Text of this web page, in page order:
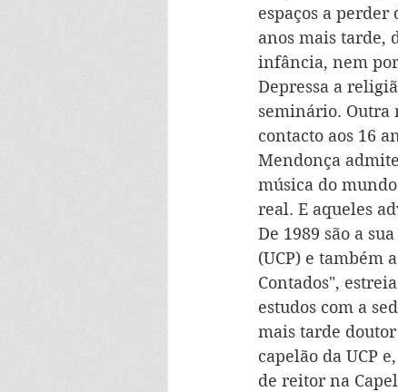
espaços a
anos mais tarde,
infância, nem
Depressa a
seminário. Outra
contacto aos 16
Mendonça
música do
real. E aqueles
De 1989 são a
(UCP) e também
Contados",
estudos com a
mais tarde
capelão da UCP
de reitor na